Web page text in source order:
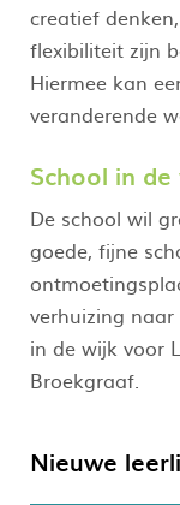
creatief
flexibiliteit zijn
Hiermee kan
veranderende
School in
De school wil
goede, fijne
verhuizing
in de wijk voor
Broekgraaf.
Nieuwe